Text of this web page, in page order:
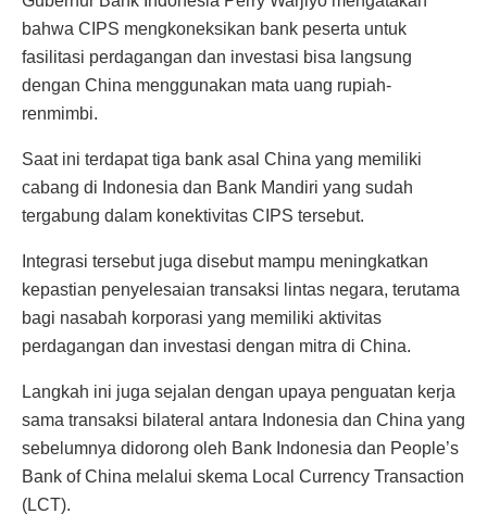
bahwa CIPS mengkoneksikan bank peserta untuk
fasilitasi perdagangan dan investasi bisa langsung
dengan China menggunakan mata uang rupiah-
renmimbi.
Saat ini terdapat tiga bank asal China yang memiliki
cabang di Indonesia dan Bank Mandiri yang sudah
tergabung dalam konektivitas CIPS tersebut.
Integrasi tersebut juga disebut mampu meningkatkan
kepastian penyelesaian transaksi lintas negara, terutama
bagi nasabah korporasi yang memiliki aktivitas
perdagangan dan investasi dengan mitra di China.
Langkah ini juga sejalan dengan upaya penguatan kerja
sama transaksi bilateral antara Indonesia dan China yang
sebelumnya didorong oleh Bank Indonesia dan People’s
Bank of China melalui skema Local Currency Transaction
(LCT).